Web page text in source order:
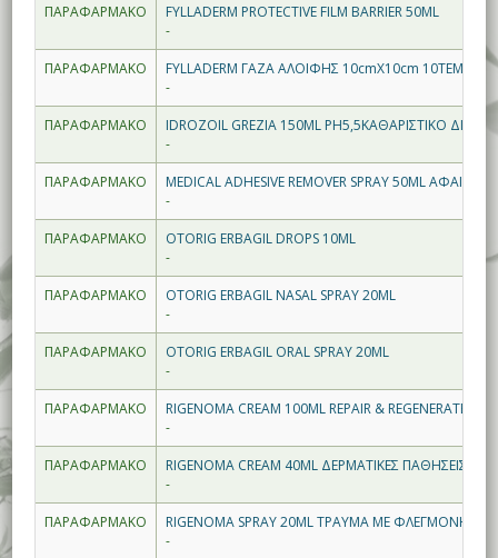
ΠΑΡΑΦΑΡΜΑΚΟ
FYLLADERM PROTECTIVE FILM BARRIER 50ML
-
ΠΑΡΑΦΑΡΜΑΚΟ
FYLLADERM ΓΑΖΑ ΑΛΟΙΦΗΣ 10cmX10cm 10ΤΕΜ
-
ΠΑΡΑΦΑΡΜΑΚΟ
IDROZOIL GREZIA 150ML PH5,5ΚΑΘΑΡΙΣΤΙΚΟ
-
ΠΑΡΑΦΑΡΜΑΚΟ
MEDICAL ADHESIVE REMOVER SPRAY 50ML
-
ΠΑΡΑΦΑΡΜΑΚΟ
OTORIG ERBAGIL DROPS 10ML
-
ΠΑΡΑΦΑΡΜΑΚΟ
OTORIG ERBAGIL NASAL SPRAY 20ML
-
ΠΑΡΑΦΑΡΜΑΚΟ
OTORIG ERBAGIL ORAL SPRAY 20ML
-
ΠΑΡΑΦΑΡΜΑΚΟ
RIGENOMA CREAM 100ML REPAIR & REGENERATE
-
ΠΑΡΑΦΑΡΜΑΚΟ
RIGENOMA CRΕΑM 40ML ΔΕΡΜΑΤΙΚΕΣ ΠΑΘΗΣΕΙΣ,
-
ΠΑΡΑΦΑΡΜΑΚΟ
RIGENOMA SPRAY 20ML ΤΡΑΥΜΑ ΜΕ ΦΛΕΓΜΟΝΗ
-